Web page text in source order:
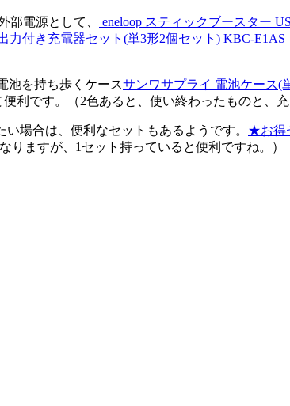
部電源として、
eneloop スティックブースター
力付き充電器セット(単3形2個セット) KBC-E1AS
池を持ち歩くケースサンワサプライ 電池ケース(
利です。（2色あると、使い終わったものと、
い場合は、便利なセットもあるようです。 ★お得
りますが、1セット持っていると便利ですね。）